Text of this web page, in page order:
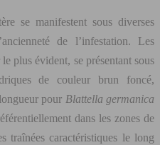
se manifestent sous diverses
de l’infestation. Les
plus évident, se présentant sous
de couleur brun foncé,
pour Blattella germanica
dans les zones de
traînées caractéristiques le long